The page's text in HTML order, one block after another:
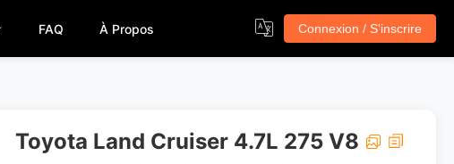
FAQ À Propos Connexion / S'inscrire
Toyota Land Cruiser 4.7L 275 V8